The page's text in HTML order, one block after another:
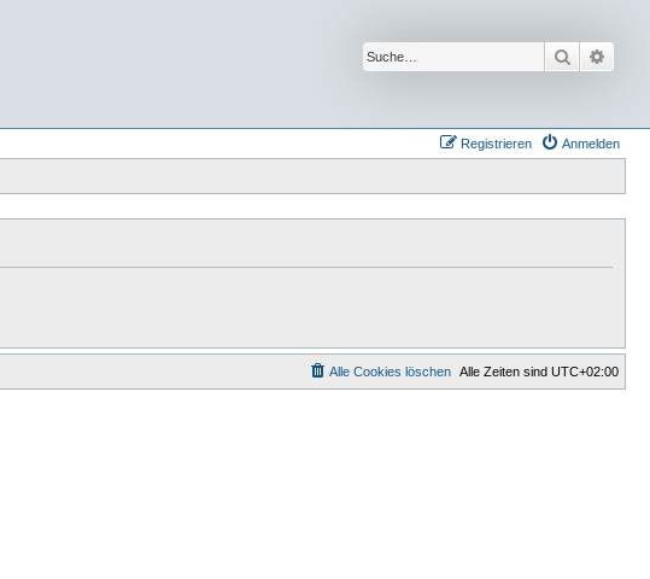
Suche
Anmelden
Registrieren
Alle Zeiten sind UTC+02:00
Alle Cookies löschen